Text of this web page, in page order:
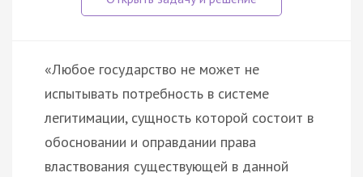
«Любое государство не может не
испытывать потребность в системе
легитимации, сущность которой состоит в
обосновании и оправдании права
властвования существующей в данной